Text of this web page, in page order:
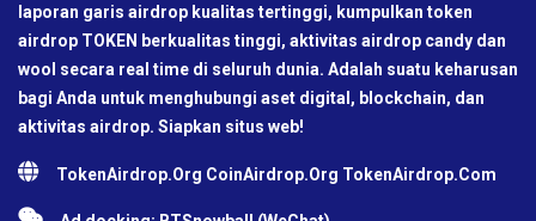
laporan garis airdrop kualitas tertinggi, kumpulkan token
airdrop TOKEN berkualitas tinggi, aktivitas airdrop candy dan
wool secara real time di seluruh dunia. Adalah suatu keharusan
bagi Anda untuk menghubungi aset digital, blockchain, dan
aktivitas airdrop. Siapkan situs web!
TokenAirdrop.Org CoinAirdrop.Org TokenAirdrop.Com